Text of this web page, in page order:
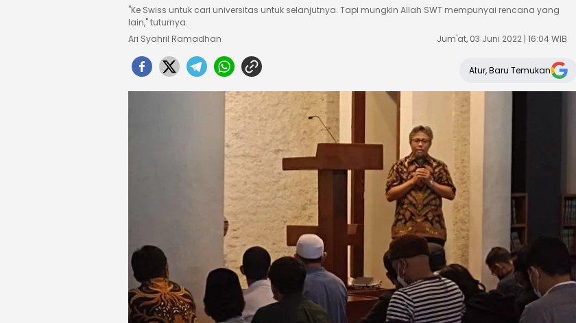
"Ke Swiss untuk cari universitas untuk selanjutnya. Tapi mungkin Allah SWT mempunyai rencana yang
lain," tuturnya.
Ari Syahril Ramadhan
Jum'at, 03 Juni 2022 | 16:04 WIB
Atur, Baru Temukan